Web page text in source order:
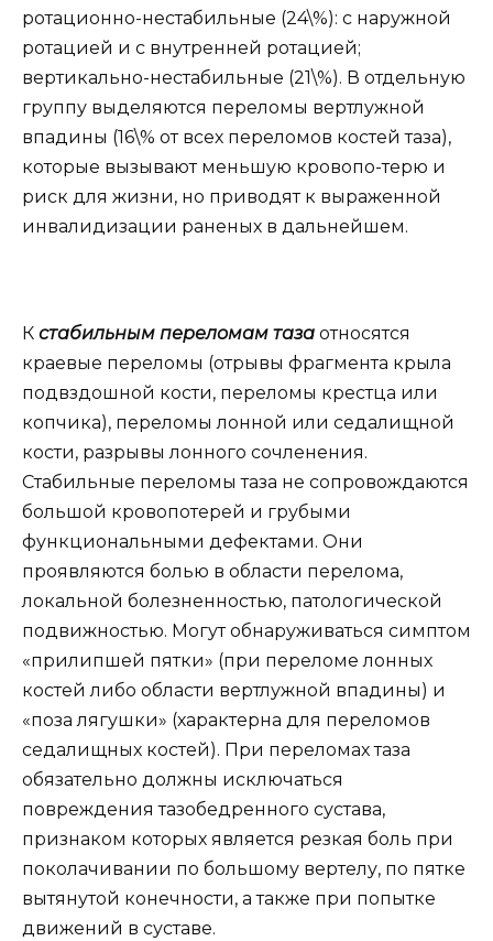
ротационно-нестабильные (24\%): с наружной
ротацией и с внутренней ротацией;
вертикально-нестабильные (21\%). В отдельную
группу выделяются переломы вертлужной
впадины (16\% от всех переломов костей таза),
которые вызывают меньшую кровопо-терю и
риск для жизни, но приводят к выраженной
инвалидизации раненых в дальнейшем.
К стабильным переломам таза относятся
краевые переломы (отрывы фрагмента крыла
подвздошной кости, переломы крестца или
копчика), переломы лонной или седалищной
кости, разрывы лонного сочленения.
Стабильные переломы таза не сопровождаются
большой кровопотерей и грубыми
функциональными дефектами. Они
проявляются болью в области перелома,
локальной болезненностью, патологической
подвижностью. Могут обнаруживаться симптом
«прилипшей пятки» (при переломе лонных
костей либо области вертлужной впадины) и
«поза лягушки» (характерна для переломов
седалищных костей). При переломах таза
обязательно должны исключаться
повреждения тазобедренного сустава,
признаком которых является резкая боль при
поколачивании по большому вертелу, по пятке
вытянутой конечности, а также при попытке
движений в суставе.